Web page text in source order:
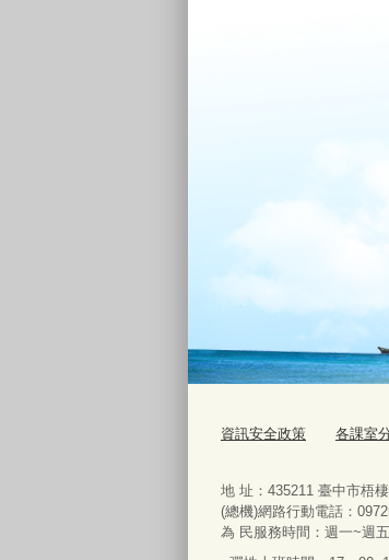
資訊安全政策 各課室
地 址：435211 臺中市梧
(總機)網路行動電話：
為 民服務時間：週一~週